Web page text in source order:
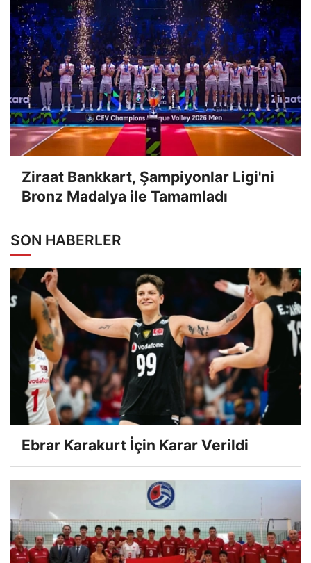
Ziraat Bankkart, Şampiyonlar Ligi'ni
Bronz Madalya ile Tamamladı
SON HABERLER
Ebrar Karakurt İçin Karar Verildi